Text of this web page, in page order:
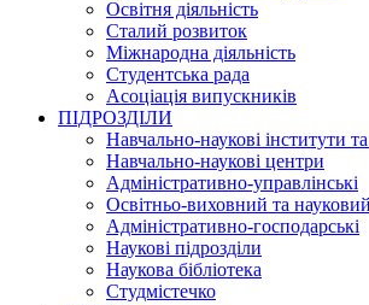
Освітня діяльність
Сталий розвиток
Міжнародна діяльність
Студентська рада
Асоціація випускників
ПІДРОЗДІЛИ
Навчально-наукові інститути
Навчально-наукові центри
Адміністративно-управлінські
Освітньо-виховний та
Адміністративно-господарські
Наукові підрозділи
Наукова бібліотека
Студмістечко